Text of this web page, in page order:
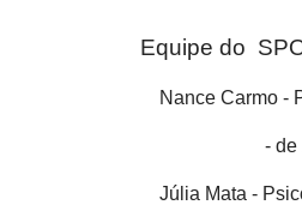
Equipe do
Nance Carmo -
- de
Júlia Mata -